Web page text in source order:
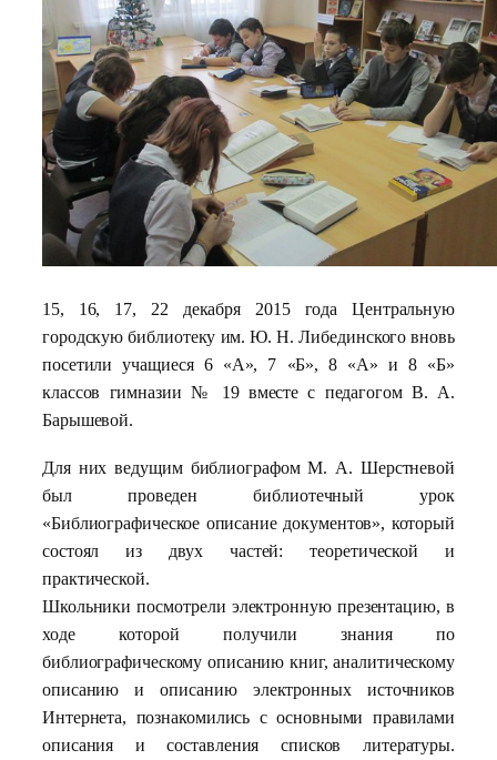
15, 16, 17, 22 декабря 2015 года Центральную
городскую библиотеку им. Ю. Н. Либединского вновь
посетили учащиеся 6 «А», 7 «Б», 8 «А» и 8 «Б»
классов гимназии № 19 вместе с педагогом В. А.
Барышевой.
Для них ведущим библиографом М. А. Шерстневой
был проведен библиотечный урок
«Библиографическое описание документов», который
состоял из двух частей: теоретической и
практической.
Школьники посмотрели электронную презентацию, в
ходе которой получили знания по
библиографическому описанию книг, аналитическому
описанию и описанию электронных источников
Интернета, познакомились с основными правилами
описания и составления списков литературы.